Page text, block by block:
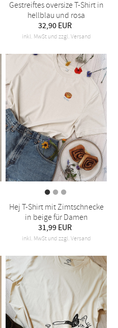
Gestreiftes oversize T-Shirt in
hellblau und rosa
32,90 EUR
inkl. MwSt und zzgl. Versand
Hej T-Shirt mit Zimtschnecke
in beige für Damen
31,99 EUR
inkl. MwSt und zzgl. Versand